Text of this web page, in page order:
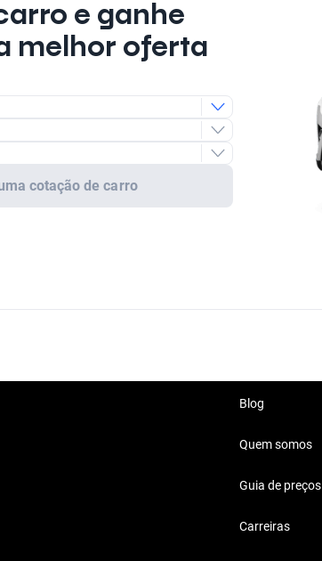
e ganhe
melhor oferta
cotação de carro
Blog
Quem somos
Guia de preços
Carreiras